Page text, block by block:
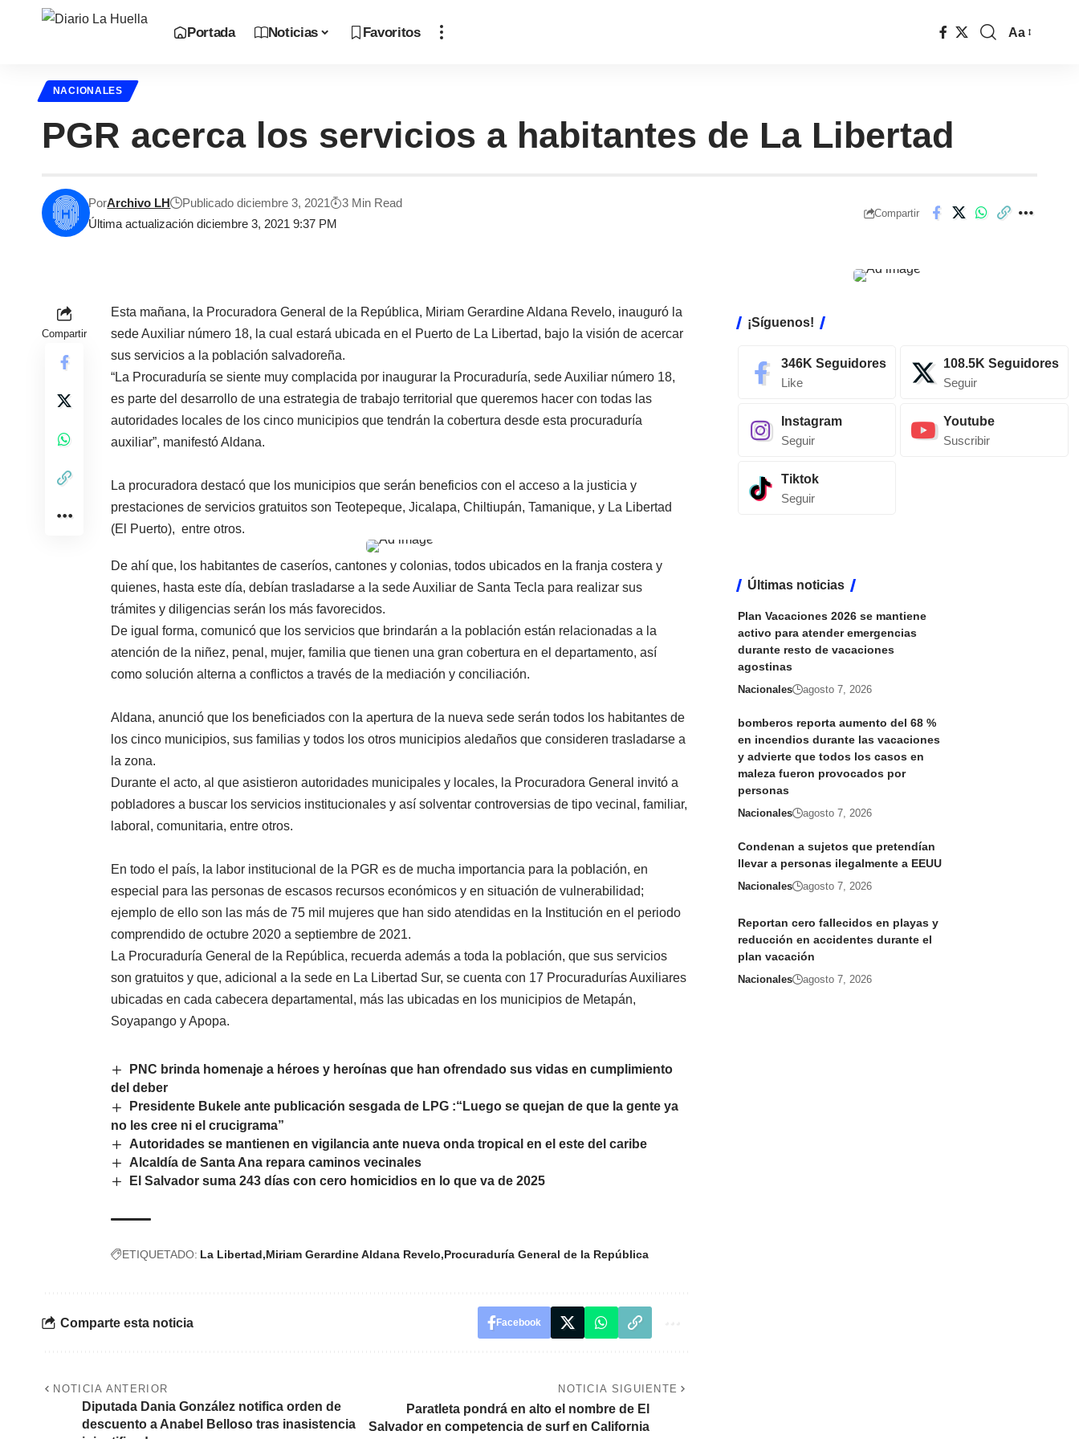
Portada Noticias Favoritos Aa
NACIONALES
PGR acerca los servicios a habitantes de La Libertad
Última actualización diciembre 3, 2021 9:37 PM
PorArchivo LH Publicado diciembre 3, 2021 3 Min Read
Compartir
Compartir
Esta mañana, la Procuradora General de la República, Miriam Gerardine Aldana Revelo, inauguró la
sede Auxiliar número 18, la cual estará ubicada en el Puerto de La Libertad, bajo la visión de acercar
sus servicios a la población salvadoreña.
“La Procuraduría se siente muy complacida por inaugurar la Procuraduría, sede Auxiliar número 18,
es parte del desarrollo de una estrategia de trabajo territorial que queremos hacer con todas las
autoridades locales de los cinco municipios que tendrán la cobertura desde esta procuraduría
auxiliar”, manifestó Aldana.
La procuradora destacó que los municipios que serán beneficios con el acceso a la justicia y
prestaciones de servicios gratuitos son Teotepeque, Jicalapa, Chiltiupán, Tamanique, y La Libertad
(El Puerto), entre otros.
De ahí que, los habitantes de caseríos, cantones y colonias, todos ubicados en la franja costera y
quienes, hasta este día, debían trasladarse a la sede Auxiliar de Santa Tecla para realizar sus
trámites y diligencias serán los más favorecidos.
De igual forma, comunicó que los servicios que brindarán a la población están relacionadas a la
atención de la niñez, penal, mujer, familia que tienen una gran cobertura en el departamento, así
como solución alterna a conflictos a través de la mediación y conciliación.
Aldana, anunció que los beneficiados con la apertura de la nueva sede serán todos los habitantes de
los cinco municipios, sus familias y todos los otros municipios aledaños que consideren trasladarse a
la zona.
Durante el acto, al que asistieron autoridades municipales y locales, la Procuradora General invitó a
pobladores a buscar los servicios institucionales y así solventar controversias de tipo vecinal, familiar,
laboral, comunitaria, entre otros.
En todo el país, la labor institucional de la PGR es de mucha importancia para la población, en
especial para las personas de escasos recursos económicos y en situación de vulnerabilidad;
ejemplo de ello son las más de 75 mil mujeres que han sido atendidas en la Institución en el periodo
comprendido de octubre 2020 a septiembre de 2021.
La Procuraduría General de la República, recuerda además a toda la población, que sus servicios
son gratuitos y que, adicional a la sede en La Libertad Sur, se cuenta con 17 Procuradurías Auxiliares
ubicadas en cada cabecera departamental, más las ubicadas en los municipios de Metapán,
Soyapango y Apopa.
PNC brinda homenaje a héroes y heroínas que han ofrendado sus vidas en cumplimiento
del deber
Presidente Bukele ante publicación sesgada de LPG :“Luego se quejan de que la gente ya
no les cree ni el crucigrama”
Autoridades se mantienen en vigilancia ante nueva onda tropical en el este del caribe
Alcaldía de Santa Ana repara caminos vecinales
El Salvador suma 243 días con cero homicidios en lo que va de 2025
ETIQUETADO: La Libertad Miriam Gerardine Aldana Revelo Procuraduría General de la República
Comparte esta noticia Facebook
NOTICIA ANTERIOR
Diputada Dania González notifica orden de
descuento a Anabel Belloso tras inasistencia
NOTICIA SIGUIENTE
Paratleta pondrá en alto el nombre de El
Salvador en competencia de surf en California
¡Síguenos!
346K Seguidores
Like
108.5K Seguidores
Seguir
Instagram
Seguir
Youtube
Suscribir
Tiktok
Seguir
Últimas noticias
Plan Vacaciones 2026 se mantiene
activo para atender emergencias
durante resto de vacaciones
agostinas
Nacionales agosto 7, 2026
bomberos reporta aumento del 68 %
en incendios durante las vacaciones
y advierte que todos los casos en
maleza fueron provocados por
personas
Nacionales agosto 7, 2026
Condenan a sujetos que pretendían
llevar a personas ilegalmente a EEUU
Nacionales agosto 7, 2026
Reportan cero fallecidos en playas y
reducción en accidentes durante el
plan vacación
Nacionales agosto 7, 2026